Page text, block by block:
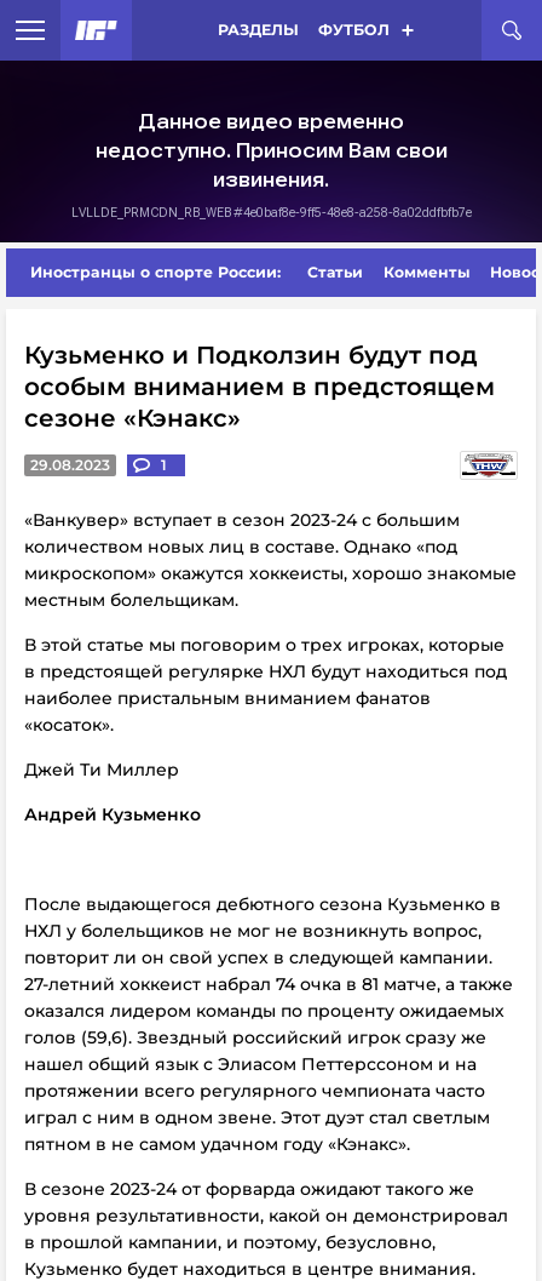
РАЗДЕЛЫ ФУТБОЛ
Иностранцы о спорте России: Статьи Комменты
Кузьменко и Подколзин будут под
особым вниманием в предстоящем
сезоне «Кэнакс»
29.08.2023 1
«Ванкувер» вступает в сезон 2023-24 с большим
количеством новых лиц в составе. Однако «под
микроскопом» окажутся хоккеисты, хорошо знакомые
местным болельщикам.
В этой статье мы поговорим о трех игроках, которые
в предстоящей регулярке НХЛ будут находиться под
наиболее пристальным вниманием фанатов
«косаток».
Джей Ти Миллер
Андрей Кузьменко
После выдающегося дебютного сезона Кузьменко в
НХЛ у болельщиков не мог не возникнуть вопрос,
повторит ли он свой успех в следующей кампании.
27-летний хоккеист набрал 74 очка в 81 матче, а также
оказался лидером команды по проценту ожидаемых
голов (59,6). Звездный российский игрок сразу же
нашел общий язык с Элиасом Петтерссоном и на
протяжении всего регулярного чемпионата часто
играл с ним в одном звене. Этот дуэт стал светлым
пятном в не самом удачном году «Кэнакс».
В сезоне 2023-24 от форварда ожидают такого же
уровня результативности, какой он демонстрировал
в прошлой кампании, и поэтому, безусловно,
Кузьменко будет находиться в центре внимания.